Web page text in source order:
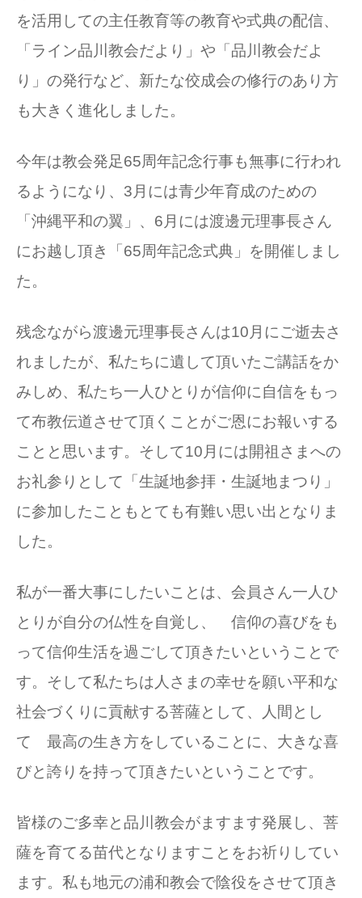
を活用しての主任教育等の教育や式典の配信、
「ライン品川教会だより」や「品川教会だよ
り」の発行など、新たな佼成会の修行のあり方
も大きく進化しました。
今年は教会発足65周年記念行事も無事に行われ
るようになり、3月には青少年育成のための
「沖縄平和の翼」、6月には渡邊元理事長さん
にお越し頂き「65周年記念式典」を開催しまし
た。
残念ながら渡邊元理事長さんは10月にご逝去さ
れましたが、私たちに遺して頂いたご講話をか
みしめ、私たち一人ひとりが信仰に自信をもっ
て布教伝道させて頂くことがご恩にお報いする
ことと思います。そして10月には開祖さまへの
お礼参りとして「生誕地参拝・生誕地まつり」
に参加したこともとても有難い思い出となりま
した。
私が一番大事にしたいことは、会員さん一人ひ
とりが自分の仏性を自覚し、 信仰の喜びをも
って信仰生活を過ごして頂きたいということで
す。そして私たちは人さまの幸せを願い平和な
社会づくりに貢献する菩薩として、人間とし
て 最高の生き方をしていることに、大きな喜
びと誇りを持って頂きたいということです。
皆様のご多幸と品川教会がますます発展し、菩
薩を育てる苗代となりますことをお祈りしてい
ます。私も地元の浦和教会で陰役をさせて頂き